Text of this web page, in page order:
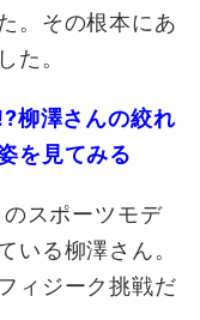
。その根本にあ
た。
柳澤さんの絞れ
を見てみる
スポーツモデ
いる柳澤さん。
ィジーク挑戦だ